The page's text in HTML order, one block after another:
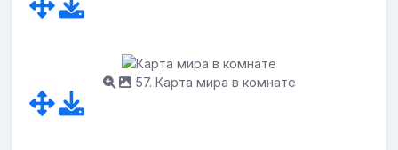
57. Карта мира в комнате